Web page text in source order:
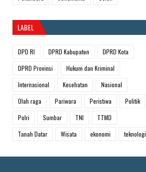
LABEL
DPD RI DPRD Kabupaten
DPRD Kota
DPRD Provinsi
Hukum dan Kriminal
Internasional
Kesehatan
Nasional
Olah raga
Pariwara Peristiwa
Politik
Polri
Sumbar TNI
TTMD
Tanah Datar
Wisata ekonomi teknologi